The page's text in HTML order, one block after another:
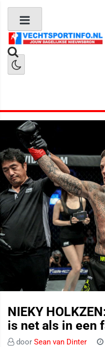
NIEKY
is net als in een
door Sean van Dinter